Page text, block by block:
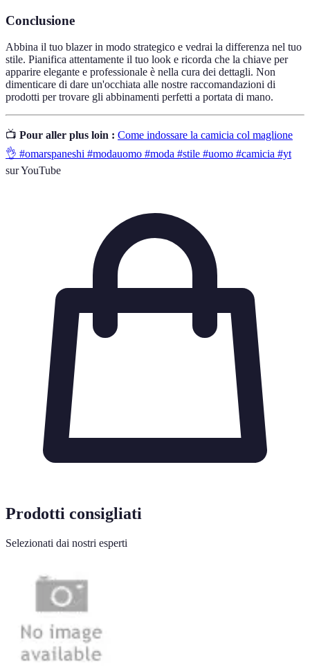
Conclusione
Abbina il tuo blazer in modo strategico e vedrai la differenza nel tuo
stile. Pianifica attentamente il tuo look e ricorda che la chiave per
apparire elegante e professionale è nella cura dei dettagli. Non
dimenticare di dare un'occhiata alle nostre raccomandazioni di
prodotti per trovare gli abbinamenti perfetti a portata di mano.
📺 Pour aller plus loin : Come indossare la camicia col maglione
👌 #omarspaneshi #modauomo #moda #stile #uomo #camicia #yt
sur YouTube
Prodotti consigliati
Selezionati dai nostri esperti